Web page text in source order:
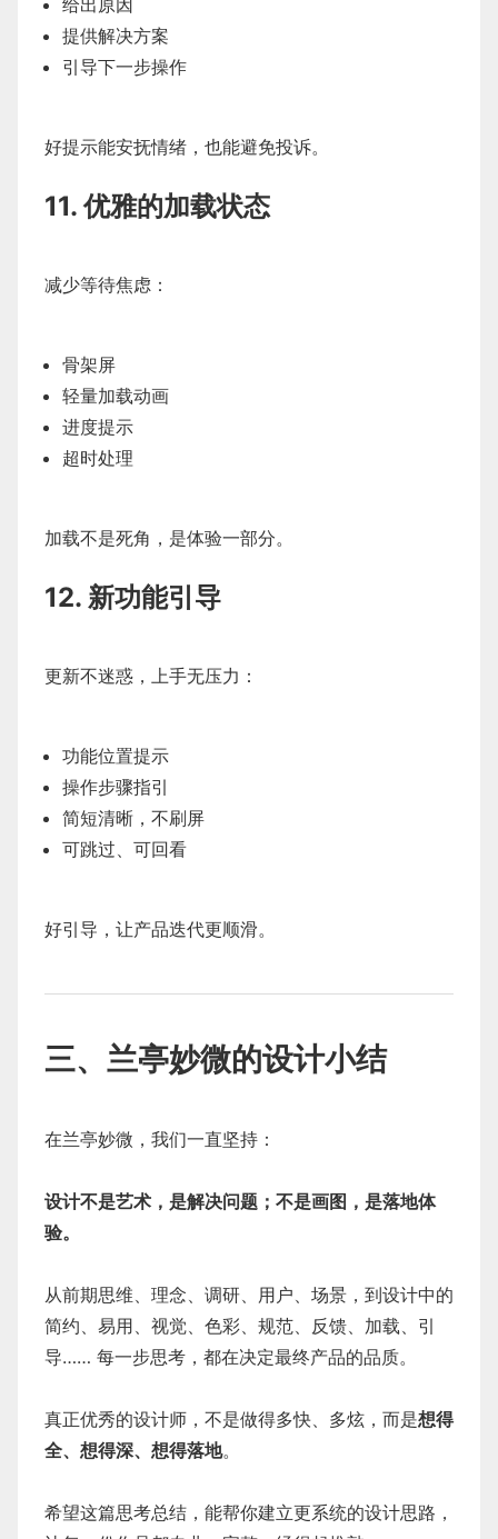
提供解决方案
引导下一步操作
好提示能安抚情绪，也能避免投诉。
11. 优雅的加载状态
减少等待焦虑：
骨架屏
轻量加载动画
进度提示
超时处理
加载不是死角，是体验一部分。
12. 新功能引导
更新不迷惑，上手无压力：
功能位置提示
操作步骤指引
简短清晰，不刷屏
可跳过、可回看
好引导，让产品迭代更顺滑。
三、兰亭妙微的设计小结
在兰亭妙微，我们一直坚持：
设计不是艺术，是解决问题；不是画图，是落地体
验。
从前期思维、理念、调研、用户、场景，到设计中的
简约、易用、视觉、色彩、规范、反馈、加载、引
导…… 每一步思考，都在决定最终产品的品质。
真正优秀的设计师，不是做得多快、多炫，而是想得
全、想得深、想得落地。
希望这篇思考总结，能帮你建立更系统的设计思路，